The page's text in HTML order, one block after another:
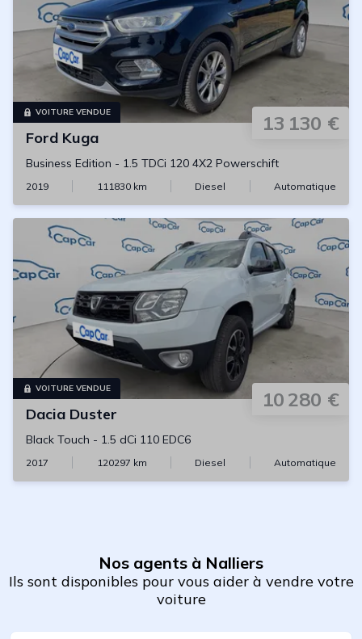
VOITURE VENDUE 13 130 €
Ford Kuga
Business Edition - 1.5 TDCi 120 4X2 Powerschift
2019 111830km Diesel Automatique
VOITURE VENDUE 10 280 €
Dacia Duster
Black Touch - 1.5 dCi 110 EDC6
2017 120297 km Diesel Automatique
Nos agents à Nalliers
Ils sont disponibles pour vous aider à vendre votre
voiture